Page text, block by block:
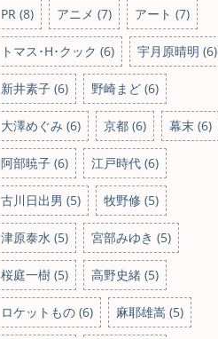
PR (8) アニメ (7) アート (7)
トマス･H･クック (6) 宇月原晴明 (6)
新井素子 (6) 野崎まど (6)
大澤めぐみ (6) 京都 (6) 幕末 (6)
阿部暁子 (6) 江戸時代 (6)
古川日出男 (5) 牧野修 (5)
津原泰水 (5) 宮部みゆき (5)
桜庭一樹 (5) 高野史緒 (5)
ロケットもの (6) 麻耶雄嵩 (5)